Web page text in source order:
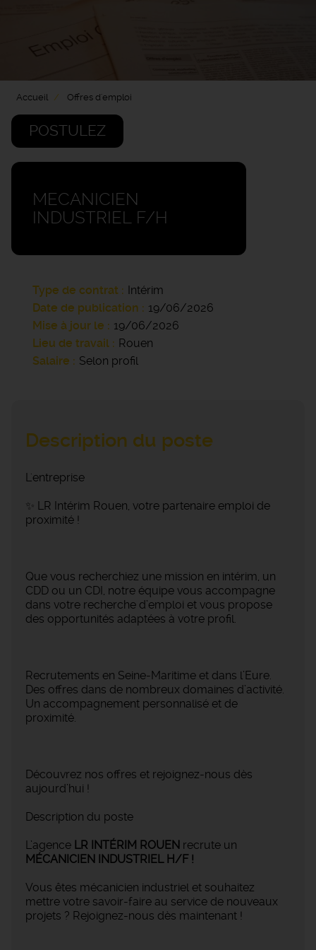
Accueil Offres d'emploi
POSTULEZ
MECANICIEN
INDUSTRIEL F/H
Type de contrat
Intérim
Date de publication
19/06/2026
Mise à jour le
19/06/2026
Lieu de travail
Rouen
Salaire
Selon profil
Description du poste
L'entreprise
✨ LR Intérim Rouen, votre partenaire emploi de
proximité !
Que vous recherchiez une mission en intérim, un
CDD ou un CDI, notre équipe vous accompagne
dans votre recherche d’emploi et vous propose
des opportunités adaptées à votre profil.
Recrutements en Seine-Maritime et dans l’Eure.
Des offres dans de nombreux domaines d’activité.
Un accompagnement personnalisé et de
proximité.
Découvrez nos offres et rejoignez-nous dès
aujourd’hui !
Description du poste
L’agence LR INTÉRIM ROUEN recrute un
MÉCANICIEN INDUSTRIEL H/F !
Vous êtes mécanicien industriel et souhaitez
mettre votre savoir-faire au service de nouveaux
projets ? Rejoignez-nous dès maintenant !